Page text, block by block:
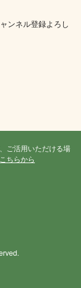
ンネル登録よろし
ご活用いただける場
ちらから